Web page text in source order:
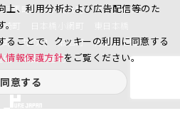
伝馬町 日本橋浜町
日本橋中洲
崎町 日本橋小網町
東日本橋
町 丸の内 鍛冶町
神田鍛冶町
町
神田美倉町
上、利用分析および広告配信等のた
。
ることで、クッキーの利用に同意する
情報保護方針をご覧ください。
同意する